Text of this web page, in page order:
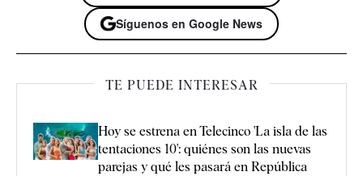
Síguenos en Google News
TE PUEDE INTERESAR
Hoy se estrena en Telecinco 'La isla de las
tentaciones 10': quiénes son las nuevas
parejas y qué les pasará en República